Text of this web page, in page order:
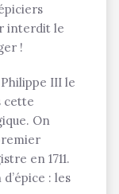
interdit le
!
III le
cette
On
en 1711.
: les